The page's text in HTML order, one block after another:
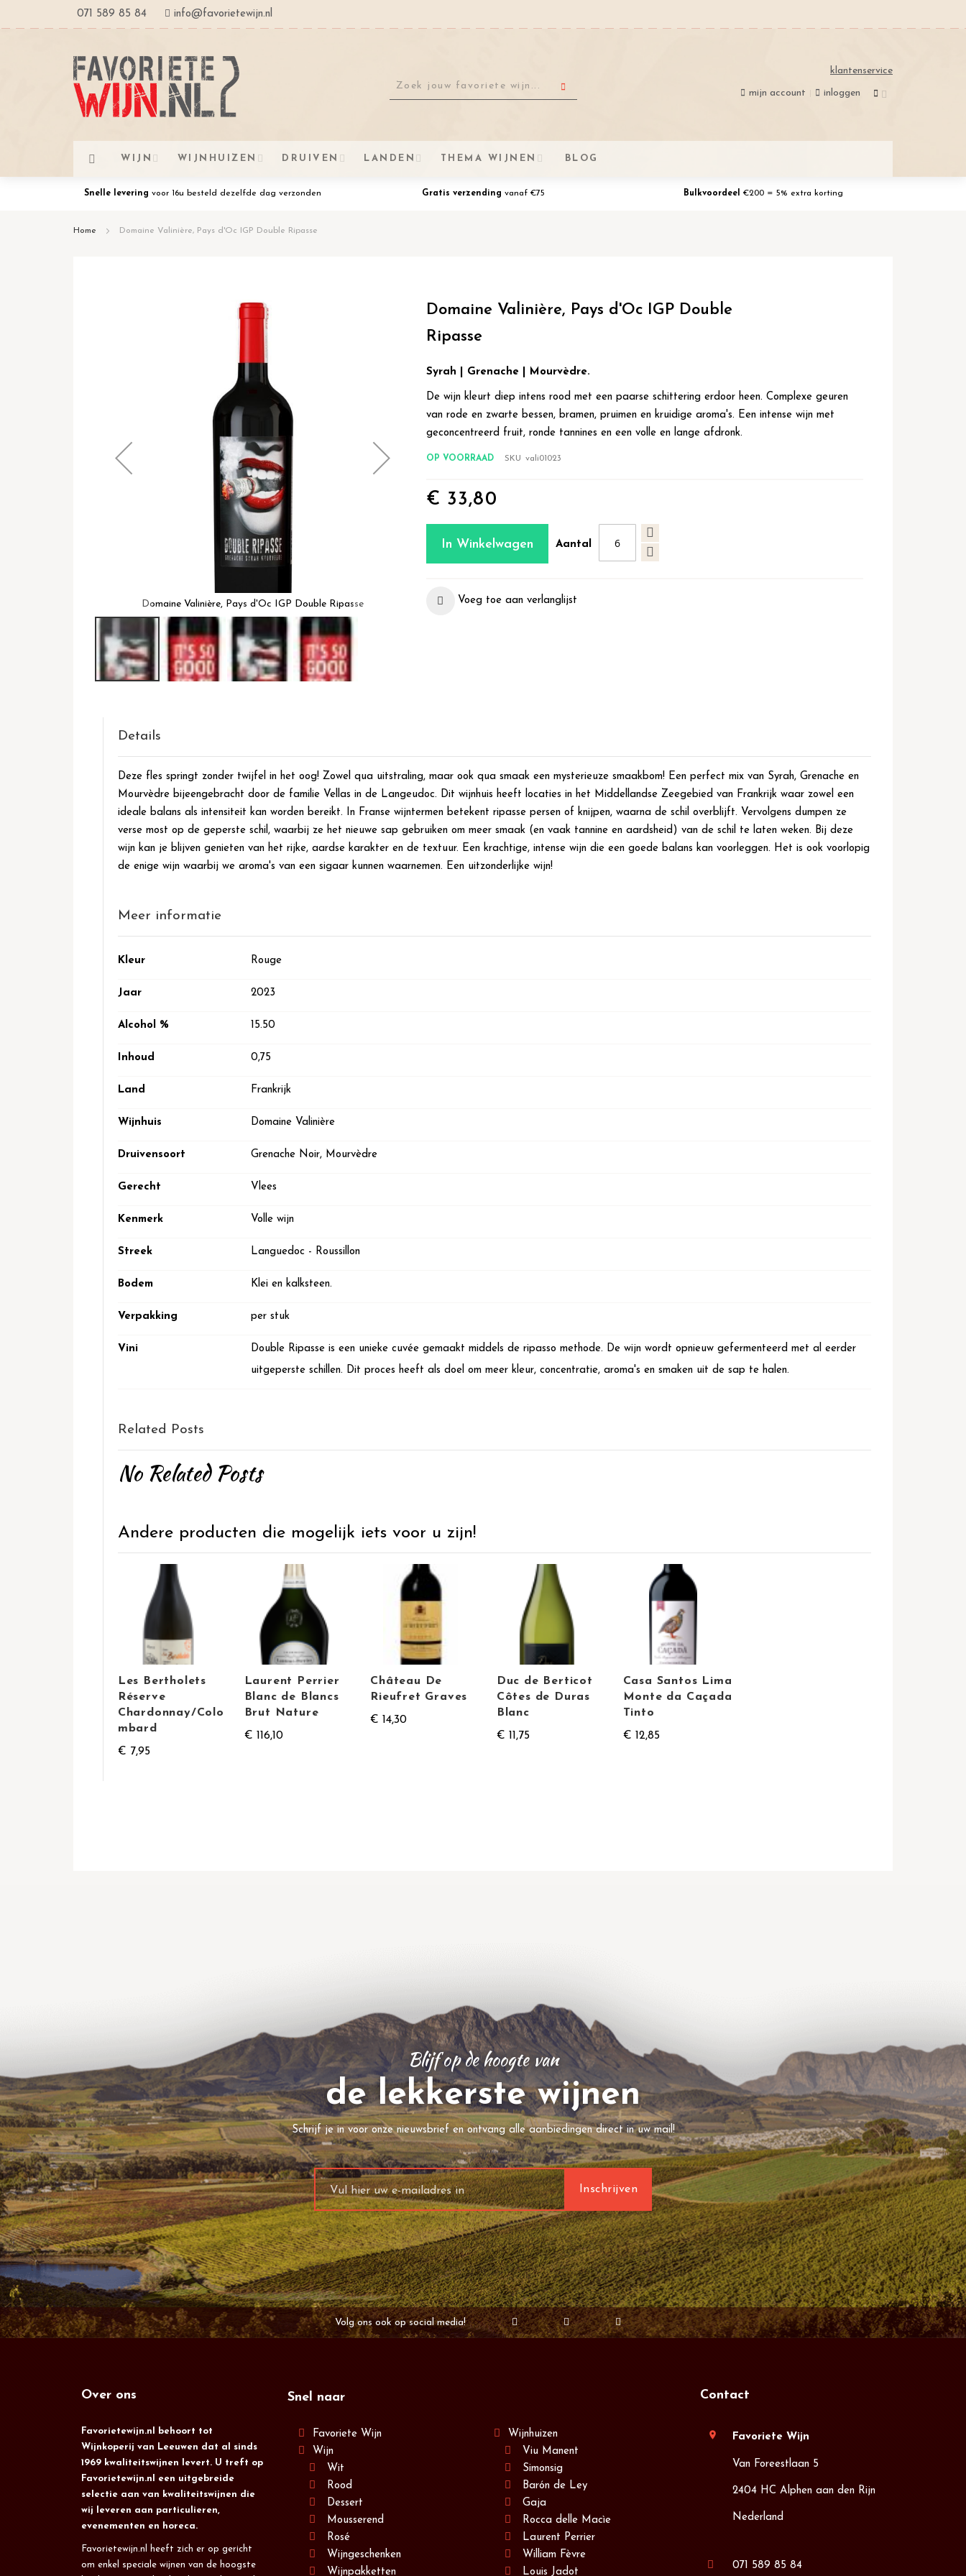
Ga
de
inhoud
071 589 85 84 info@favorietewijn.nl
klantenservice
mijn account inloggen
WIJN WIJNHUIZEN DRUIVEN LANDEN THEMA WIJNEN BLOG
Snelle levering voor 16u besteld dezelfde dag verzonden Gratis verzending vanaf €75 Bulkvoordeel €200 = 5% extra korting
Home Domaine Valinière, Pays d'Oc IGP Double Ripasse
Domaine Valinière, Pays d'Oc IGP Double Ripasse Domaine Valinière, Pays d'Oc IGP Double Ripasse
het
afbeeldingen-
gallerij
Domaine Valinière, Pays d'Oc IGP Double
Ripasse
Syrah | Grenache | Mourvèdre.
De wijn kleurt diep intens rood met een paarse schittering erdoor heen. Complexe geuren
van rode en zwarte bessen, bramen, pruimen en kruidige aroma's. Een intense wijn met
geconcentreerd fruit, ronde tannines en een volle en lange afdronk.
OP VOORRAAD SKU vali01023
€ 33,80
Aantal
In Winkelwagen
Voeg toe aan verlanglijst
Details
Deze fles springt zonder twijfel in het oog! Zowel qua uitstraling, maar ook qua smaak een mysterieuze smaakbom! Een perfect mix van Syrah, Grenache en
Mourvèdre bijeengebracht door de familie Vellas in de Langeudoc. Dit wijnhuis heeft locaties in het Middellandse Zeegebied van Frankrijk waar zowel een
ideale balans als intensiteit kan worden bereikt. In Franse wijntermen betekent ripasse persen of knijpen, waarna de schil overblijft. Vervolgens dumpen ze
verse most op de geperste schil, waarbij ze het nieuwe sap gebruiken om meer smaak (en vaak tannine en aardsheid) van de schil te laten weken. Bij deze
wijn kan je blijven genieten van het rijke, aardse karakter en de textuur. Een krachtige, intense wijn die een goede balans kan voorleggen. Het is ook voorlopig
de enige wijn waarbij we aroma's van een sigaar kunnen waarnemen. Een uitzonderlijke wijn!
Meer informatie
Meer
Kleur Rouge
Jaar 2023
Alcohol % 15.50
Inhoud 0,75
Land Frankrijk
Wijnhuis Domaine Valinière
Druivensoort Grenache Noir, Mourvèdre
Gerecht Vlees
Kenmerk Volle wijn
Streek Languedoc - Roussillon
Bodem Klei en kalksteen.
Verpakking per stuk
Vini
Double Ripasse is een unieke cuvée gemaakt middels de ripasso methode. De wijn wordt opnieuw gefermenteerd met al eerder
uitgeperste schillen. Dit proces heeft als doel om meer kleur, concentratie, aroma's en smaken uit de sap te halen.
Related Posts
No Related Posts
Andere producten die mogelijk iets voor u zijn!
Les Bertholets
Réserve
Chardonnay/Colo
mbard
€ 7,95
Laurent Perrier
Blanc de Blancs
Brut Nature
€ 116,10
Château De
Rieufret Graves
€ 14,30
Duc de Berticot
Côtes de Duras
Blanc
€ 11,75
Casa Santos Lima
Monte da Caçada
Tinto
€ 12,85
Blijf op de hoogte van
de lekkerste wijnen
Schrijf je in voor onze nieuwsbrief en ontvang alle aanbiedingen direct in uw mail!
Volg ons ook op social media!
Over ons
Favorietewijn.nl behoort tot
Wijnkoperij van Leeuwen dat al sinds
1969 kwaliteitswijnen levert. U treft op
Favorietewijn.nl een uitgebreide
selectie aan van kwaliteitswijnen die
wij leveren aan particulieren,
evenementen en horeca.
Favorietewijn.nl heeft zich er op gericht
om enkel speciale wijnen van de hoogste
Snel naar
Favoriete Wijn
Wijn
Wit
Rood
Dessert
Mousserend
Rosé
Wijngeschenken
Wijnpakketten
Wijnhuizen
Viu Manent
Simonsig
Barón de Ley
Gaja
Rocca delle Macìe
Laurent Perrier
William Fèvre
Louis Jadot
Contact
location_on Favoriete Wijn
Van Foreestlaan 5
2404 HC Alphen aan den Rijn
Nederland
071 589 85 84